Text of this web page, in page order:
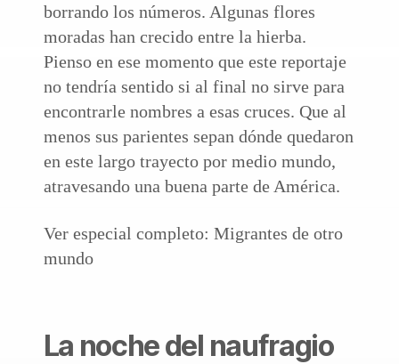
borrando los números. Algunas flores
moradas han crecido entre la hierba.
Pienso en ese momento que este reportaje
no tendría sentido si al final no sirve para
encontrarle nombres a esas cruces. Que al
menos sus parientes sepan dónde quedaron
en este largo trayecto por medio mundo,
atravesando una buena parte de América.
Ver especial completo: Migrantes de otro
mundo
La noche del naufragio